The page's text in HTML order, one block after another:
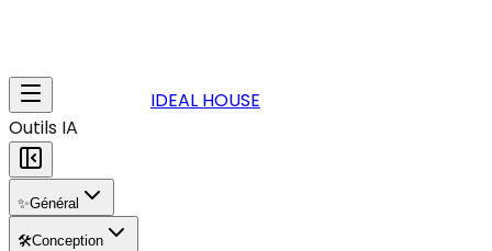
IDEAL HOUSE
Outils IA
✨Général
🛠️Conception